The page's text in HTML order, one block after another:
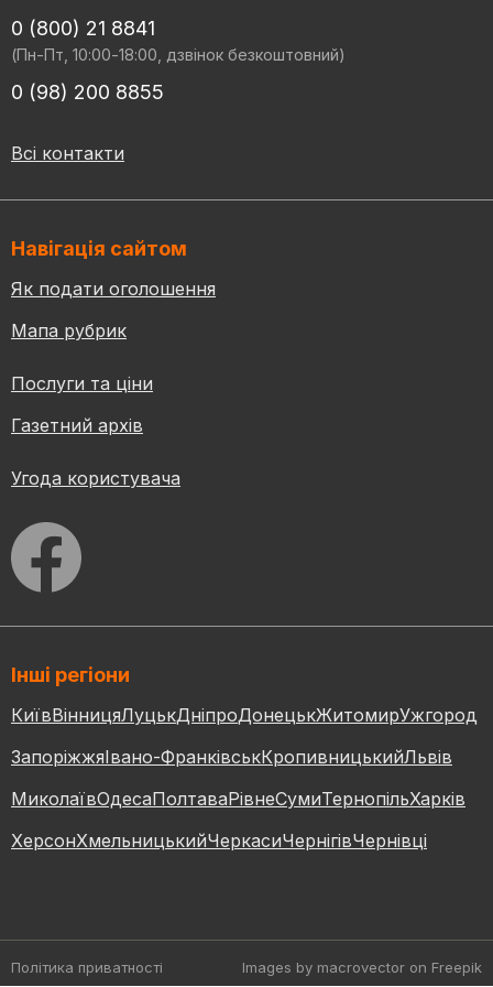
0 (800) 21 8841
(Пн-Пт, 10:00-18:00, дзвінок безкоштовний)
0 (98) 200 8855
Всі контакти
Навігація сайтом
Як подати оголошення
Мапа рубрик
Послуги та ціни
Газетний архів
Угода користувача
Інші регіони
КиївВінницяЛуцькДніпроДонецькЖитомирУжгород
ЗапоріжжяІвано-ФранківськКропивницькийЛьвів
МиколаївОдесаПолтаваРівнеСумиТернопільХарків
ХерсонХмельницькийЧеркасиЧернігівЧернівці
Політика приватності Images by macrovector on Freepik